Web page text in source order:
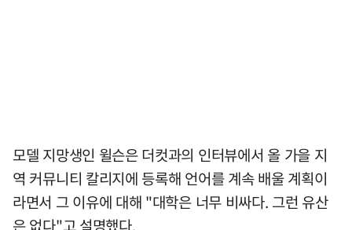
모델 지망생인 윌슨은 더컷과의 인터뷰에서 올 가을 지
역 커뮤니티 칼리지에 등록해 언어를 계속 배울 계획이
라면서 그 이유에 대해 "대학은 너무 비싸다. 그런 유산
은 없다"고 설명했다.